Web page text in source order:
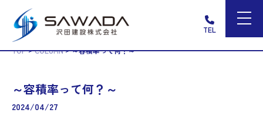
TEL
TOP>COLUMN>～容積率って何？～
～容積率って何？～
2024/04/27